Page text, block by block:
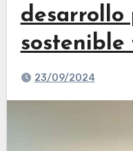
desarrollo
sostenible
23/09/2024